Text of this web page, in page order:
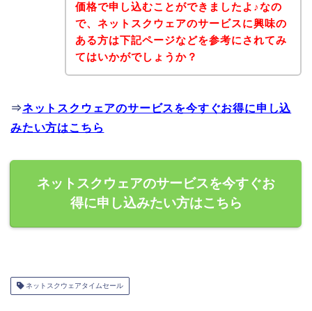
価格で申し込むことができましたよ♪なの
で、ネットスクウェアのサービスに興味の
ある方は下記ページなどを参考にされてみ
てはいかがでしょうか？
⇒ネットスクウェアのサービスを今すぐお得に申し込
みたい方はこちら
ネットスクウェアのサービスを今すぐお
得に申し込みたい方はこちら
ネットスクウェアタイムセール